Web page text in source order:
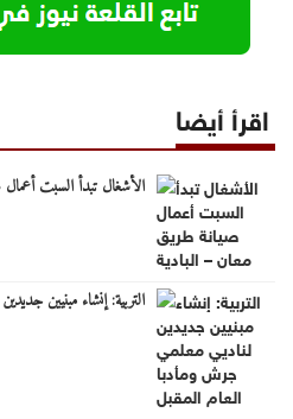
اقرأ أيضا
الأشغال تبدأ السبت
التربية: إنشاء مبنيين